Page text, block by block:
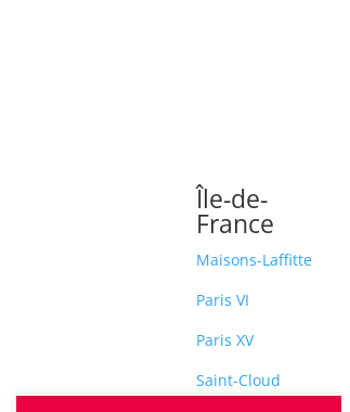
Île-de-
France
Maisons-Laffitte
Paris VI
Paris XV
Saint-Cloud